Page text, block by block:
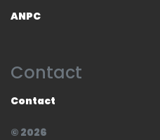
ANPC
Contact
Contact
© 2026